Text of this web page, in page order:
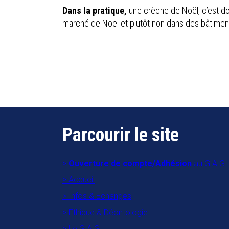
Dans la pratique, une crèche de Noël, c’est
marché de Noël et plutôt non dans des
Parcourir le site
Ouverture de compte/Adhésion au G.A.G.
Accueil
Infos & Echanges
Ethique & Déontologie